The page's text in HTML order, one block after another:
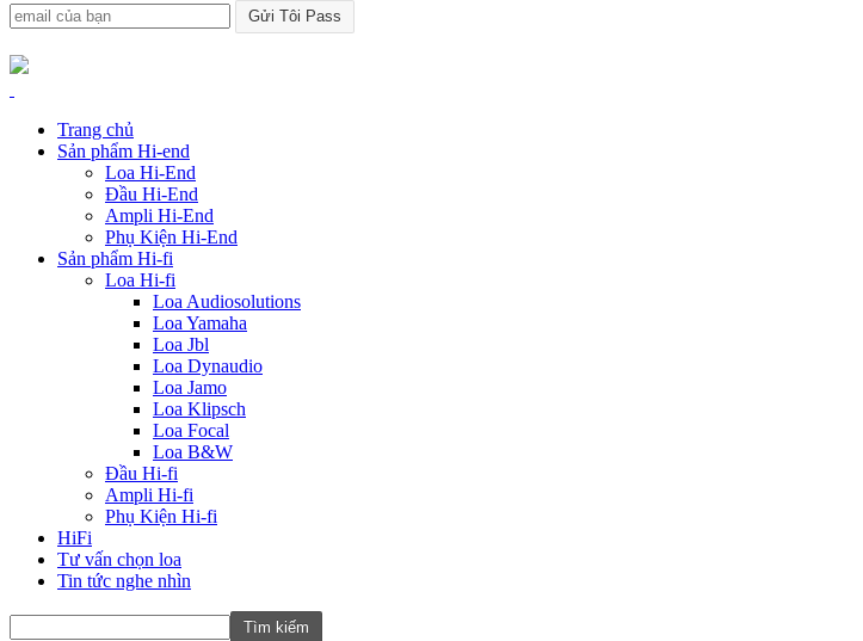
Trang chủ
Sản phẩm Hi-end
Loa Hi-End
Đầu Hi-End
Ampli Hi-End
Phụ Kiện Hi-End
Sản phẩm Hi-fi
Loa Hi-fi
Loa Audiosolutions
Loa Yamaha
Loa Jbl
Loa Dynaudio
Loa Jamo
Loa Klipsch
Loa Focal
Loa B&W
Đầu Hi-fi
Ampli Hi-fi
Phụ Kiện Hi-fi
HiFi
Tư vấn chọn loa
Tin tức nghe nhìn